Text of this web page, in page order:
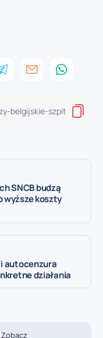
SNCB budzą
wyższe koszty
autocenzura
działania
Zobacz